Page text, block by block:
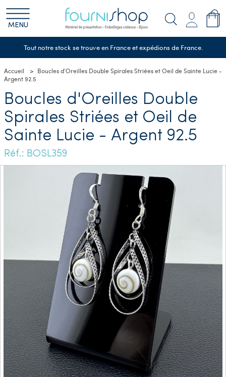
MENU
Tout notre stock se trouve en France et expédions de France.
Accueil
Boucles d'Oreilles Double Spirales Striées et Oeil de Sainte Lucie -
Argent 92.5
Boucles d'Oreilles Double
Spirales Striées et Oeil de
Sainte Lucie - Argent 92.5
Réf.: BOSL359